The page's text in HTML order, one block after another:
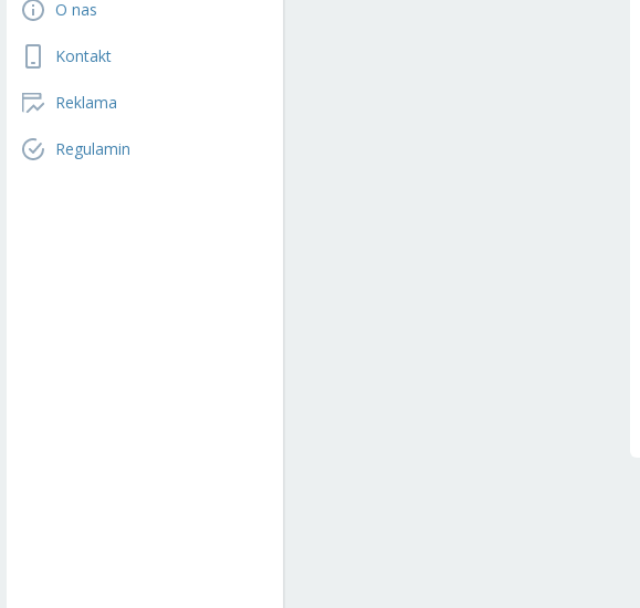
O nas
Kontakt
Reklama
Regulamin